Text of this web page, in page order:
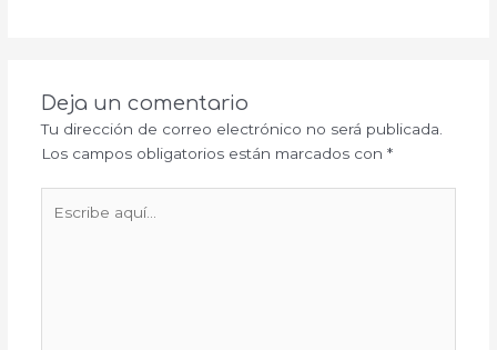
Deja un comentario
Tu dirección de correo electrónico no será publicada.
Los campos obligatorios están marcados con *
aquí...